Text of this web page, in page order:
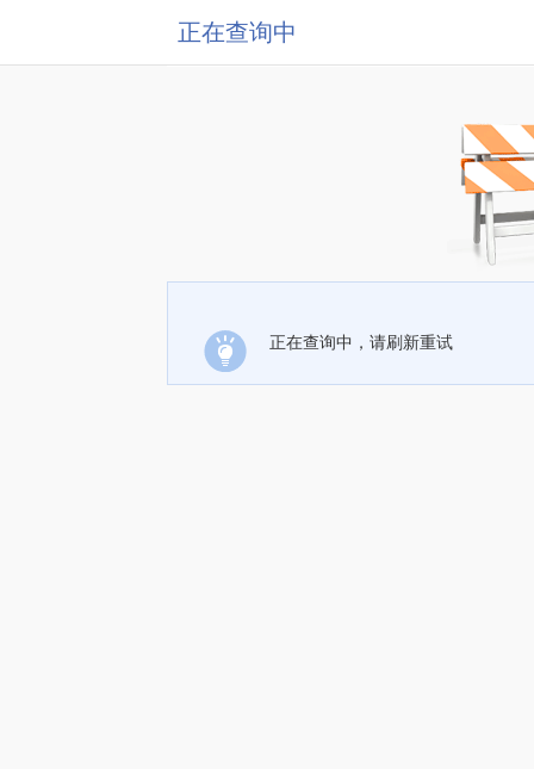
正在查询中
正在查询中，请刷新重试